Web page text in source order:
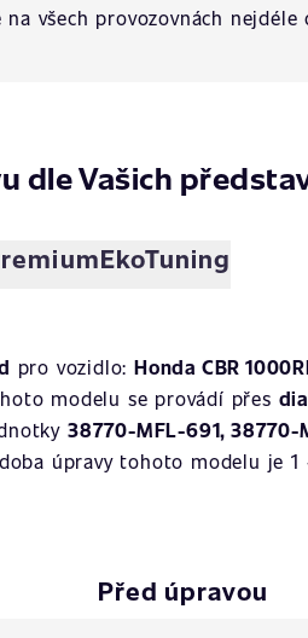
všech provozovnách
dle Vašich
EkoTuning
pro vozidlo: Honda CBR
modelu se provádí přes
38770-MFL-691, 38770-
úpravy tohoto modelu je 1
Před úpravou